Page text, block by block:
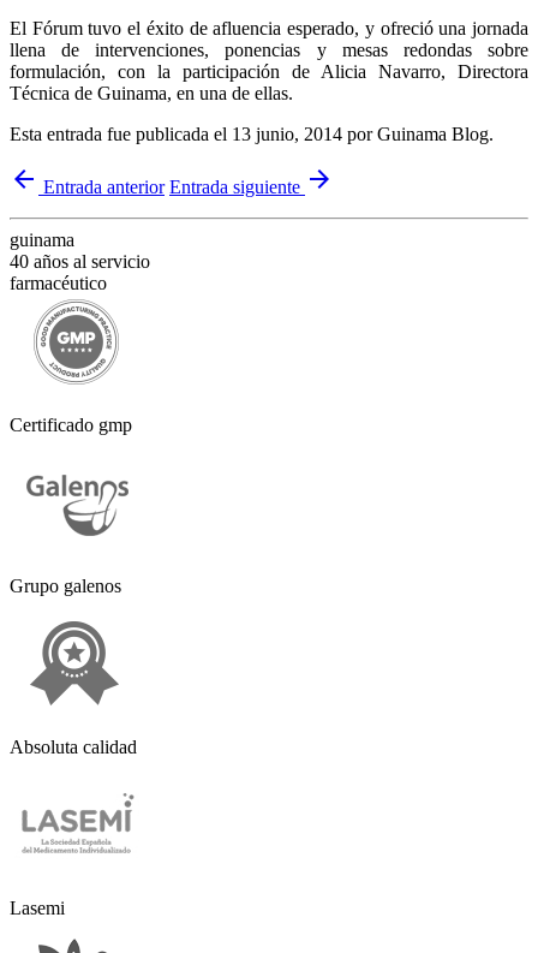
El Fórum tuvo el éxito de afluencia esperado, y ofreció una jornada
llena de intervenciones, ponencias y mesas redondas sobre
formulación, con la participación de Alicia Navarro, Directora
Técnica de Guinama, en una de ellas.
Esta entrada fue publicada el 13 junio, 2014 por Guinama Blog.
arrow_back Entrada anterior Entrada siguiente arrow_forward
guinama
40 años al servicio
farmacéutico
Certificado gmp
Grupo galenos
Absoluta calidad
Lasemi